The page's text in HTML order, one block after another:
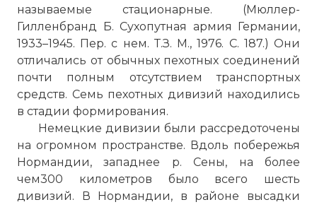
называемые стационарные. (Мюллер-
Гилленбранд Б. Сухопутная армия Германии,
1933–1945. Пер. с нем. Т.З. М., 1976. С. 187.) Они
отличались от обычных пехотных соединений
почти полным отсутствием транспортных
средств. Семь пехотных дивизий находились
в стадии формирования.
Немецкие дивизии были рассредоточены
на огромном пространстве. Вдоль побережья
Нормандии, западнее р. Сены, на более
чем300 километров было всего шесть
дивизий. В Нормандии, в районе высадки